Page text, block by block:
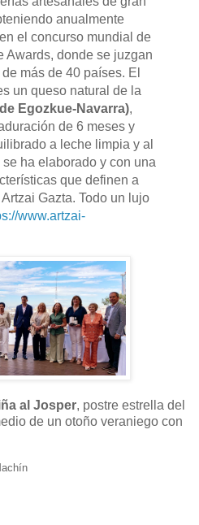
anualmente
el concurso mundial de
Awards, donde se juzgan
más de 40 países. El
un queso natural de la
Egozkue-Navarra),
de 6 meses y
a leche limpia y al
ha elaborado y con una
que definen a
Gazta. Todo un lujo
www.artzai-
al Josper, postre estrella del
de un otoño veraniego con